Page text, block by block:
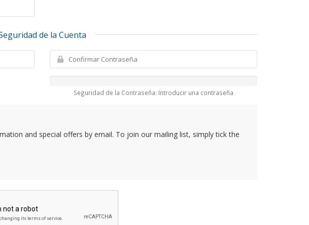
de la Cuenta
Seguridad de la Contraseña: Introducir una contraseña
and special offers by email. To join our mailing list, simply tick the